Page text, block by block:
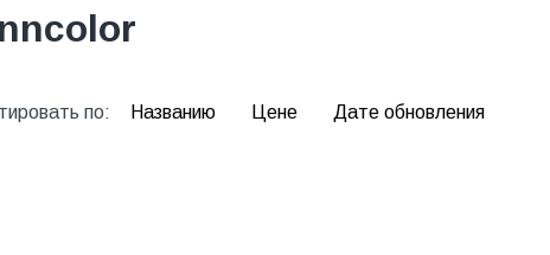
по: Названию Цене Дате обновления